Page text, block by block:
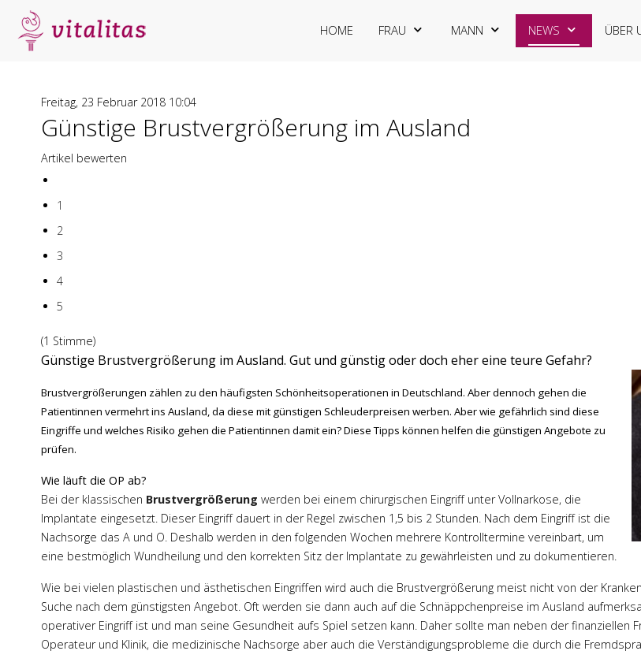
HOME FRAU MANN NEWS ÜBER
Freitag, 23 Februar 2018 10:04
Günstige Brustvergrößerung im Ausland
Artikel bewerten
1
2
3
4
5
(1 Stimme)
Günstige Brustvergrößerung im Ausland. Gut und günstig oder doch eher eine teure Gefahr?
Brustvergrößerungen zählen zu den häufigsten Schönheitsoperationen in Deutschland. Aber dennoch gehen die
Patientinnen vermehrt ins Ausland, da diese mit günstigen Schleuderpreisen werben. Aber wie gefährlich sind diese
Eingriffe und welches Risiko gehen die Patientinnen damit ein? Diese Tipps können helfen die günstigen Angebote zu
prüfen.
Wie läuft die OP ab?
Bei der klassischen Brustvergrößerung werden bei einem chirurgischen Eingriff unter Vollnarkose, die
Implantate eingesetzt. Dieser Eingriff dauert in der Regel zwischen 1,5 bis 2 Stunden. Nach dem Eingriff ist die
Nachsorge das A und O. Deshalb werden in den folgenden Wochen mehrere Kontrolltermine vereinbart, um
eine bestmöglich Wundheilung und den korrekten Sitz der Implantate zu gewährleisten und zu dokumentieren.
Wie bei vielen plastischen und ästhetischen Eingriffen wird auch die Brustvergrößerung meist nicht von der
Suche nach dem günstigsten Angebot. Oft werden sie dann auch auf die Schnäppchenpreise im Ausland
operativer Eingriff ist und man seine Gesundheit aufs Spiel setzen kann. Daher sollte man neben der finanziellen
Operateur und Klinik, die medizinische Nachsorge aber auch die Verständigungsprobleme die durch die